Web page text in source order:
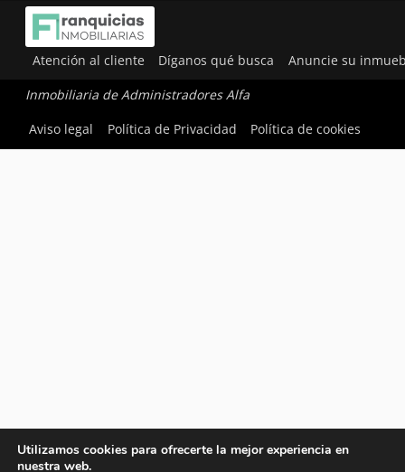
Atención al cliente Díganos qué busca Anuncie su
Inmobiliaria de Administradores Alfa
Aviso legal
Política de Privacidad Política de cookies
Utilizamos cookies para ofrecerte la mejor experiencia en
nuestra web.